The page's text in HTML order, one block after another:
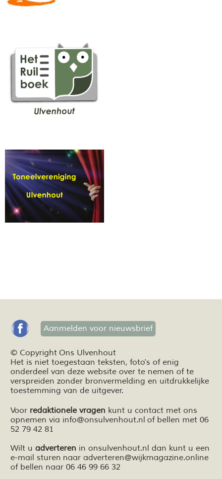
Aanmelden voor nieuwsbrief
© Copyright Ons Ulvenhout
Het is niet toegestaan teksten, foto’s of enig
onderdeel van deze website over te nemen of te
verspreiden zonder bronvermelding en uitdrukkelijke
toestemming van de uitgever.
Voor redaktionele vragen kunt u contact met ons
opnemen via info@onsulvenhout.nl of bellen met 06
52 79 42 81
Wilt u adverteren in onsulvenhout.nl dan kunt u een
e-mail sturen naar adverteren@wijkmagazine.online
of bellen naar 06 46 99 66 32